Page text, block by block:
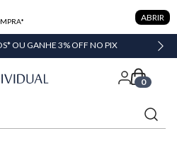
ABRIR
OU GANHE 3% OFF NO PIX
0